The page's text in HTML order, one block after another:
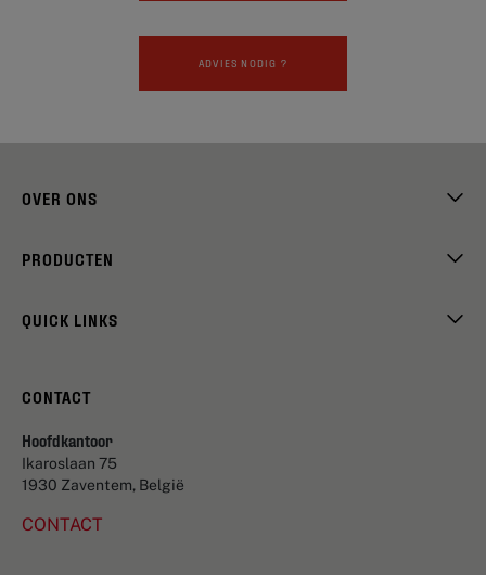
ADVIES NODIG ?
OVER ONS
PRODUCTEN
QUICK LINKS
CONTACT
Hoofdkantoor
Ikaroslaan 75
1930 Zaventem, België
CONTACT